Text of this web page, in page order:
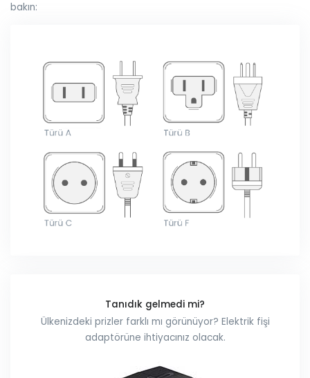
bakın:
Tanıdık gelmedi mi?
Ülkenizdeki prizler farklı mı görünüyor? Elektrik fişi
adaptörüne ihtiyacınız olacak.